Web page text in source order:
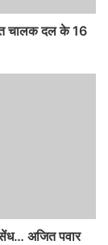
चालक दल के 16
सेंध… अजित पवार